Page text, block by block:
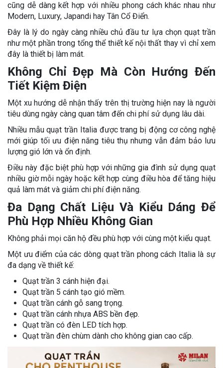
cũng dễ dàng kết hợp với nhiều phong cách khác nhau như
Modern, Luxury, Japandi hay Tân Cổ Điển.
Đây là lý do ngày càng nhiều chủ đầu tư lựa chọn quạt trần
như một phần trong tổng thể thiết kế nội thất thay vì chỉ xem
đây là thiết bị làm mát.
Không Chỉ Đẹp Mà Còn Hướng Đến
Tiết Kiệm Điện
Một xu hướng dễ nhận thấy trên thị trường hiện nay là người
tiêu dùng ngày càng quan tâm đến chi phí sử dụng lâu dài.
Nhiều mẫu quạt trần Italia được trang bị động cơ công nghệ
mới giúp tối ưu điện năng tiêu thụ nhưng vẫn đảm bảo lưu
lượng gió lớn và ổn định.
Điều này đặc biệt phù hợp với những gia đình sử dụng quạt
nhiều giờ mỗi ngày hoặc kết hợp cùng điều hòa để tăng hiệu
quả làm mát và giảm chi phí điện năng.
Đa Dạng Chất Liệu Và Kiểu Dáng Để
Phù Hợp Nhiều Không Gian
Không phải mọi căn hộ đều phù hợp với cùng một kiểu quạt.
Một ưu điểm của các dòng quạt trần phong cách Italia là sự
đa dạng về thiết kế:
Quạt trần 3 cánh hiện đại.
Quạt trần 5 cánh tạo gió mềm.
Quạt trần cánh gỗ sang trọng.
Quạt trần cánh nhựa ABS bền đẹp.
Quạt trần có đèn LED tích hợp.
Quạt trần đèn chùm dành cho không gian cao cấp.